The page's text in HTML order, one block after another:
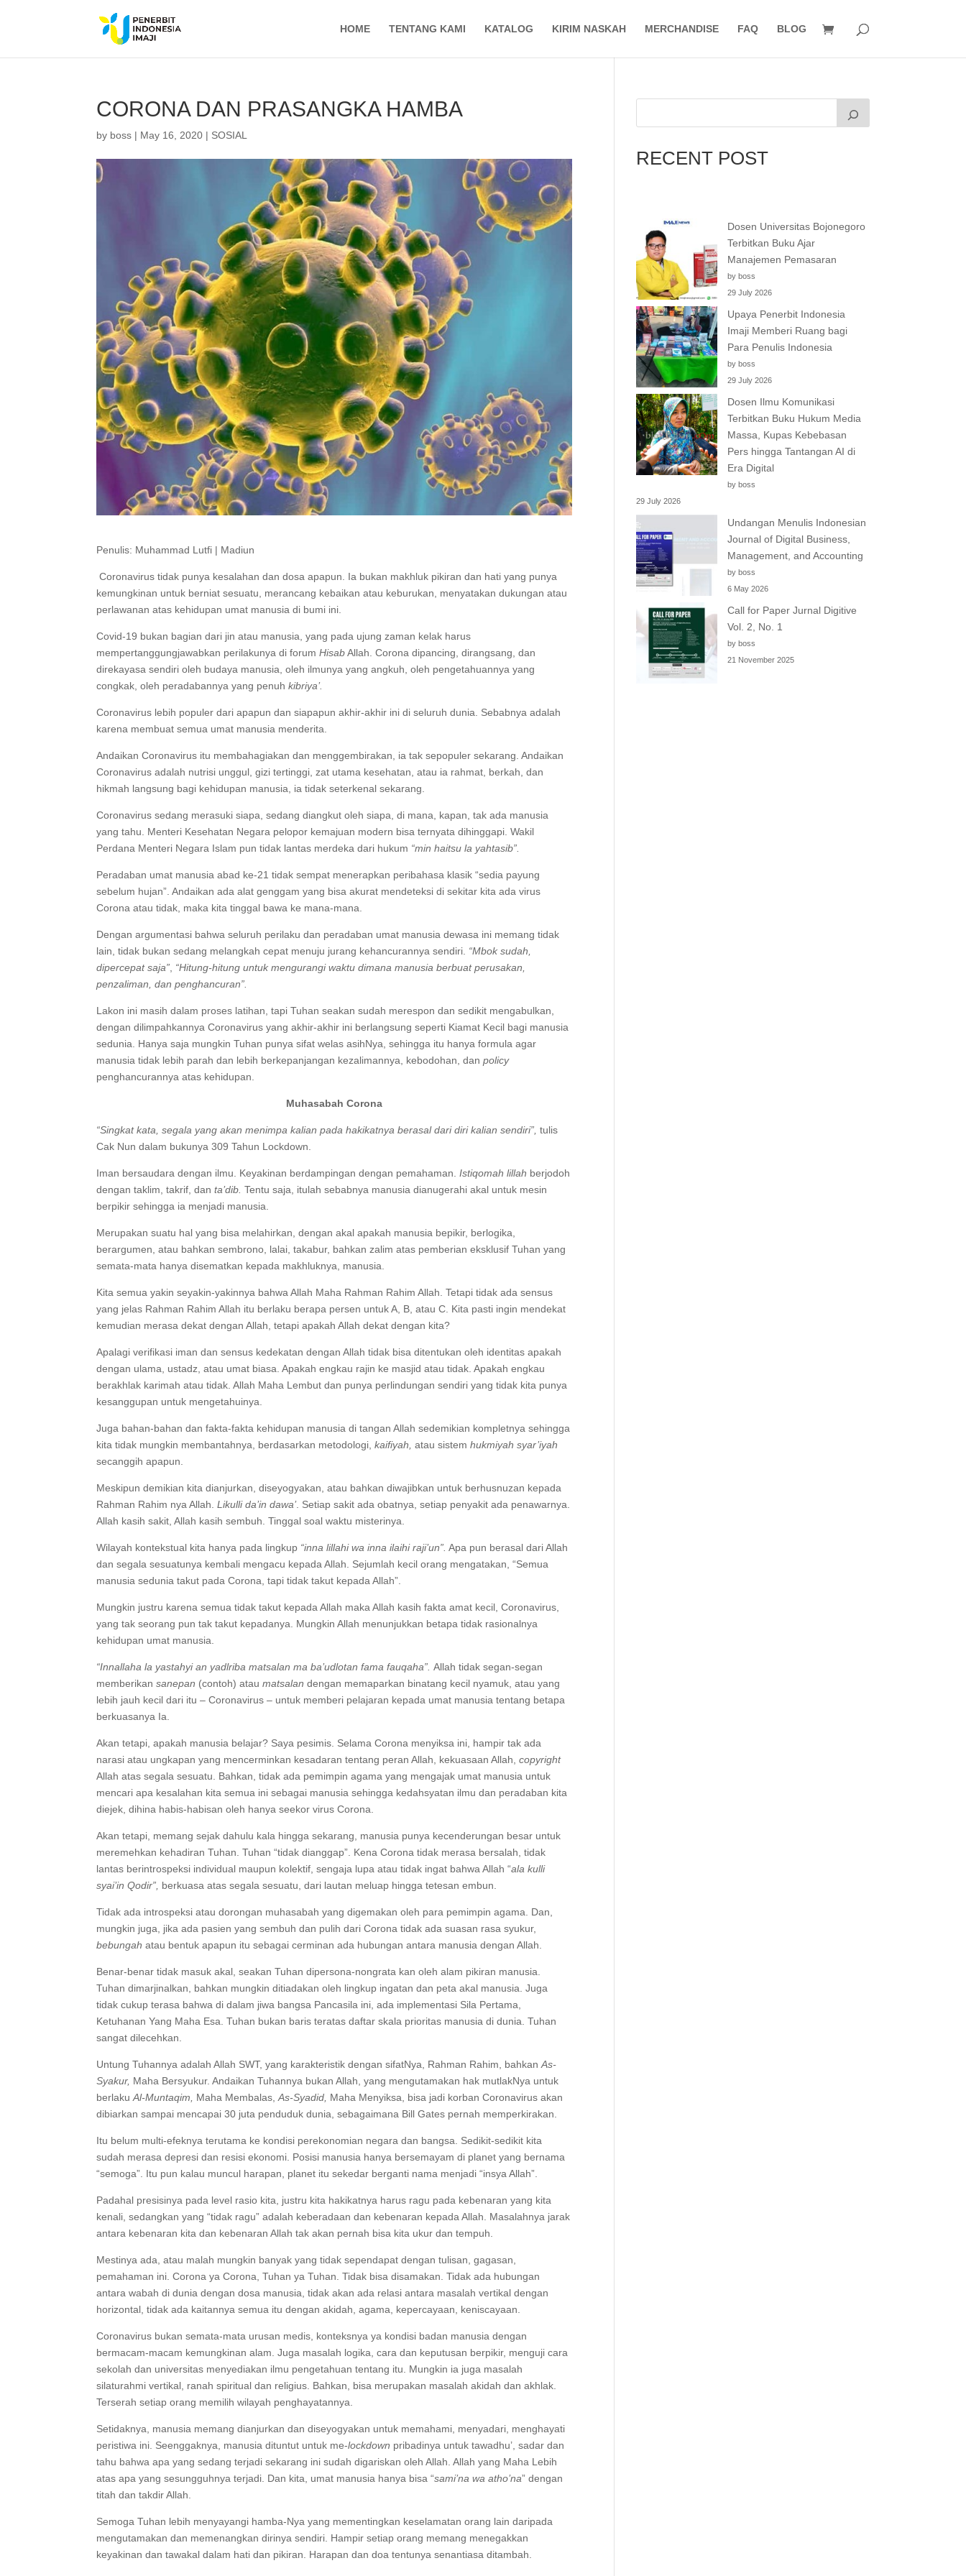
HOME TENTANG KAMI KATALOG KIRIM NASKAH MERCHANDISE FAQ BLOG
CORONA DAN PRASANGKA HAMBA
by boss | May 16, 2020 | SOSIAL
Penulis: Muhammad Lutfi | Madiun
Coronavirus tidak punya kesalahan dan dosa apapun. Ia bukan makhluk pikiran dan hati yang punya
kemungkinan untuk berniat sesuatu, merancang kebaikan atau keburukan, menyatakan dukungan atau
perlawanan atas kehidupan umat manusia di bumi ini.
Covid-19 bukan bagian dari jin atau manusia, yang pada ujung zaman kelak harus
mempertanggungjawabkan perilakunya di forumHisabAllah. Corona dipancing, dirangsang, dan
direkayasa sendiri oleh budaya manusia, oleh ilmunya yang angkuh, oleh pengetahuannya yang
congkak, oleh peradabannya yang penuhkibriya’.
Coronavirus lebih populer dari apapun dan siapapun akhir-akhir ini di seluruh dunia. Sebabnya adalah
karena membuat semua umat manusia menderita.
Andaikan Coronavirus itu membahagiakan dan menggembirakan, ia tak sepopuler sekarang. Andaikan
Coronavirus adalah nutrisi unggul, gizi tertinggi, zat utama kesehatan, atau ia rahmat, berkah, dan
hikmah langsung bagi kehidupan manusia, ia tidak seterkenal sekarang.
Coronavirus sedang merasuki siapa, sedang diangkut oleh siapa, di mana, kapan, tak ada manusia
yang tahu. Menteri Kesehatan Negara pelopor kemajuan modern bisa ternyata dihinggapi. Wakil
Perdana Menteri Negara Islam pun tidak lantas merdeka dari hukum “min haitsu la yahtasib”.
Peradaban umat manusia abad ke-21 tidak sempat menerapkan peribahasa klasik “sedia payung
sebelum hujan”. Andaikan ada alat genggam yang bisa akurat mendeteksi di sekitar kita ada virus
Corona atau tidak, maka kita tinggal bawa ke mana-mana.
Dengan argumentasi bahwa seluruh perilaku dan peradaban umat manusia dewasa ini memang tidak
lain, tidak bukan sedang melangkah cepat menuju jurang kehancurannya sendiri. “Mbok sudah,
dipercepat saja”, “Hitung-hitung untuk mengurangi waktu dimana manusia berbuat perusakan,
penzaliman, dan penghancuran”.
Lakon ini masih dalam proses latihan, tapi Tuhan seakan sudah merespon dan sedikit mengabulkan,
dengan dilimpahkannya Coronavirus yang akhir-akhir ini berlangsung seperti Kiamat Kecil bagi manusia
sedunia. Hanya saja mungkin Tuhan punya sifat welas asihNya, sehingga itu hanya formula agar
manusia tidak lebih parah dan lebih berkepanjangan kezalimannya, kebodohan, danpolicy
penghancurannya atas kehidupan.
Muhasabah Corona
“Singkat kata, segala yang akan menimpa kalian pada hakikatnya berasal dari diri kalian sendiri”,tulis
Cak Nun dalam bukunya 309 Tahun Lockdown.
Iman bersaudara dengan ilmu. Keyakinan berdampingan dengan pemahaman.Istiqomah lillah berjodoh
dengan taklim, takrif, danta’dib. Tentu saja, itulah sebabnya manusia dianugerahi akal untuk mesin
berpikir sehingga ia menjadi manusia.
Merupakan suatu hal yang bisa melahirkan, dengan akal apakah manusia bepikir, berlogika,
berargumen, atau bahkan sembrono, lalai, takabur, bahkan zalim atas pemberian eksklusif Tuhan yang
semata-mata hanya disematkan kepada makhluknya, manusia.
Kita semua yakin seyakin-yakinnya bahwa Allah Maha Rahman Rahim Allah. Tetapi tidak ada sensus
yang jelas Rahman Rahim Allah itu berlaku berapa persen untuk A, B, atau C. Kita pasti ingin mendekat
kemudian merasa dekat dengan Allah, tetapi apakah Allah dekat dengan kita?
Apalagi verifikasi iman dan sensus kedekatan dengan Allah tidak bisa ditentukan oleh identitas apakah
dengan ulama, ustadz, atau umat biasa. Apakah engkau rajin ke masjid atau tidak. Apakah engkau
berakhlak karimah atau tidak. Allah Maha Lembut dan punya perlindungan sendiri yang tidak kita punya
kesanggupan untuk mengetahuinya.
Juga bahan-bahan dan fakta-fakta kehidupan manusia di tangan Allah sedemikian kompletnya sehingga
kita tidak mungkin membantahnya, berdasarkan metodologi,kaifiyah,atau sistemhukmiyah syar’iyah
secanggih apapun.
Meskipun demikian kita dianjurkan, diseyogyakan, atau bahkan diwajibkan untuk berhusnuzan kepada
Rahman Rahim nya Allah.Likulli da’in dawa’. Setiap sakit ada obatnya, setiap penyakit ada penawarnya.
Allah kasih sakit, Allah kasih sembuh. Tinggal soal waktu misterinya.
Wilayah kontekstual kita hanya pada lingkup “inna lillahi wa inna ilaihi raji’un”. Apa pun berasal dari Allah
dan segala sesuatunya kembali mengacu kepada Allah. Sejumlah kecil orang mengatakan, “Semua
manusia sedunia takut pada Corona, tapi tidak takut kepada Allah”.
Mungkin justru karena semua tidak takut kepada Allah maka Allah kasih fakta amat kecil, Coronavirus,
yang tak seorang pun tak takut kepadanya. Mungkin Allah menunjukkan betapa tidak rasionalnya
kehidupan umat manusia.
“Innallaha la yastahyi an yadlriba matsalan ma ba’udlotan fama fauqaha”.Allah tidak segan-segan
memberikansanepan (contoh) ataumatsalan dengan memaparkan binatang kecil nyamuk, atau yang
lebih jauh kecil dari itu – Coronavirus – untuk memberi pelajaran kepada umat manusia tentang betapa
berkuasanya Ia.
Akan tetapi, apakah manusia belajar? Saya pesimis. Selama Corona menyiksa ini, hampir tak ada
narasi atau ungkapan yang mencerminkan kesadaran tentang peran Allah, kekuasaan Allah,copyright
Allah atas segala sesuatu. Bahkan, tidak ada pemimpin agama yang mengajak umat manusia untuk
mencari apa kesalahan kita semua ini sebagai manusia sehingga kedahsyatan ilmu dan peradaban kita
diejek, dihina habis-habisan oleh hanya seekor virus Corona.
Akan tetapi, memang sejak dahulu kala hingga sekarang, manusia punya kecenderungan besar untuk
meremehkan kehadiran Tuhan. Tuhan “tidak dianggap”. Kena Corona tidak merasa bersalah, tidak
lantas berintrospeksi individual maupun kolektif, sengaja lupa atau tidak ingat bahwa Allah “ala kulli
syai’in Qodir”, berkuasa atas segala sesuatu, dari lautan meluap hingga tetesan embun.
Tidak ada introspeksi atau dorongan muhasabah yang digemakan oleh para pemimpin agama. Dan,
mungkin juga, jika ada pasien yang sembuh dan pulih dari Corona tidak ada suasan rasa syukur,
bebungah atau bentuk apapun itu sebagai cerminan ada hubungan antara manusia dengan Allah.
Benar-benar tidak masuk akal, seakan Tuhan dipersona-nongrata kan oleh alam pikiran manusia.
Tuhan dimarjinalkan, bahkan mungkin ditiadakan oleh lingkup ingatan dan peta akal manusia. Juga
tidak cukup terasa bahwa di dalam jiwa bangsa Pancasila ini, ada implementasi Sila Pertama,
Ketuhanan Yang Maha Esa. Tuhan bukan baris teratas daftar skala prioritas manusia di dunia. Tuhan
sangat dilecehkan.
Untung Tuhannya adalah Allah SWT, yang karakteristik dengan sifatNya, Rahman Rahim, bahkanAs-
Syakur, Maha Bersyukur. Andaikan Tuhannya bukan Allah, yang mengutamakan hak mutlakNya untuk
berlakuAl-Muntaqim, Maha Membalas,As-Syadid, Maha Menyiksa, bisa jadi korban Coronavirus akan
dibiarkan sampai mencapai 30 juta penduduk dunia, sebagaimana Bill Gates pernah memperkirakan.
Itu belum multi-efeknya terutama ke kondisi perekonomian negara dan bangsa. Sedikit-sedikit kita
sudah merasa depresi dan resisi ekonomi. Posisi manusia hanya bersemayam di planet yang bernama
“semoga”. Itu pun kalau muncul harapan, planet itu sekedar berganti nama menjadi “insya Allah”.
Padahal presisinya pada level rasio kita, justru kita hakikatnya harus ragu pada kebenaran yang kita
kenali, sedangkan yang “tidak ragu” adalah keberadaan dan kebenaran kepada Allah. Masalahnya jarak
antara kebenaran kita dan kebenaran Allah tak akan pernah bisa kita ukur dan tempuh.
Mestinya ada, atau malah mungkin banyak yang tidak sependapat dengan tulisan, gagasan,
pemahaman ini. Corona ya Corona, Tuhan ya Tuhan. Tidak bisa disamakan. Tidak ada hubungan
antara wabah di dunia dengan dosa manusia, tidak akan ada relasi antara masalah vertikal dengan
horizontal, tidak ada kaitannya semua itu dengan akidah, agama, kepercayaan, keniscayaan.
Coronavirus bukan semata-mata urusan medis, konteksnya ya kondisi badan manusia dengan
bermacam-macam kemungkinan alam. Juga masalah logika, cara dan keputusan berpikir, menguji cara
sekolah dan universitas menyediakan ilmu pengetahuan tentang itu. Mungkin ia juga masalah
silaturahmi vertikal, ranah spiritual dan religius. Bahkan, bisa merupakan masalah akidah dan akhlak.
Terserah setiap orang memilih wilayah penghayatannya.
Setidaknya, manusia memang dianjurkan dan diseyogyakan untuk memahami, menyadari, menghayati
peristiwa ini. Seenggaknya, manusia dituntut untuk me-lockdown pribadinya untuk tawadhu’, sadar dan
tahu bahwa apa yang sedang terjadi sekarang ini sudah digariskan oleh Allah. Allah yang Maha Lebih
atas apa yang sesungguhnya terjadi. Dan kita, umat manusia hanya bisa “sami’na wa atho’na” dengan
titah dan takdir Allah.
Semoga Tuhan lebih menyayangi hamba-Nya yang mementingkan keselamatan orang lain daripada
mengutamakan dan memenangkan dirinya sendiri. Hampir setiap orang memang menegakkan
keyakinan dan tawakal dalam hati dan pikiran. Harapan dan doa tentunya senantiasa ditambah.
RECENT POST
Dosen Universitas Bojonegoro
Terbitkan Buku Ajar
Manajemen Pemasaran
by boss
29 July 2026
Upaya Penerbit Indonesia
Imaji Memberi Ruang bagi
Para Penulis Indonesia
by boss
29 July 2026
Dosen Ilmu Komunikasi
Terbitkan Buku Hukum Media
Massa, Kupas Kebebasan
Pers hingga Tantangan AI di
Era Digital
by boss
29 July 2026
Undangan Menulis Indonesian
Journal of Digital Business,
Management, and Accounting
by boss
6 May 2026
Call for Paper Jurnal Digitive
Vol. 2, No. 1
by boss
21 November 2025